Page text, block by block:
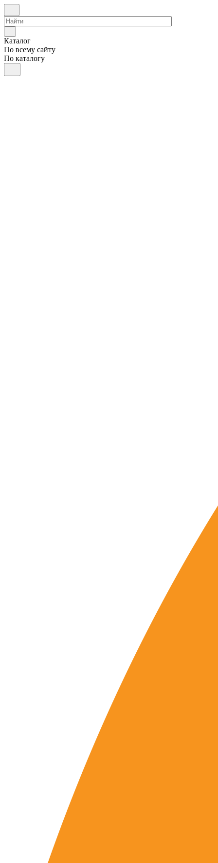
Каталог
По всему сайту
По каталогу